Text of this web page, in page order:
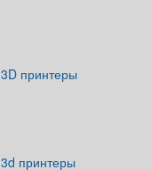
3D принтеры
3d принтеры